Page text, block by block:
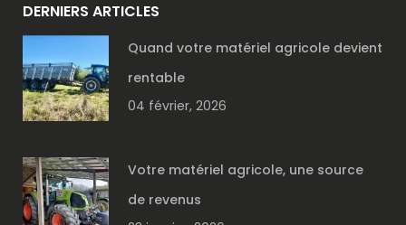
DERNIERS ARTICLES
Quand votre matériel agricole devient
rentable
04 février, 2026
Votre matériel agricole, une source
de revenus